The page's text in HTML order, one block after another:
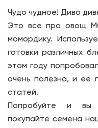
Чудо чудное! Диво
Это все про овощ
момордику.
готовки различных
этом году
очень полезна, и ее
статей.
Попробуйте и вы
покупайте семена